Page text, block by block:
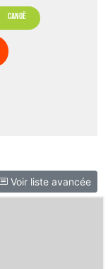
canoë
Voir liste avancée